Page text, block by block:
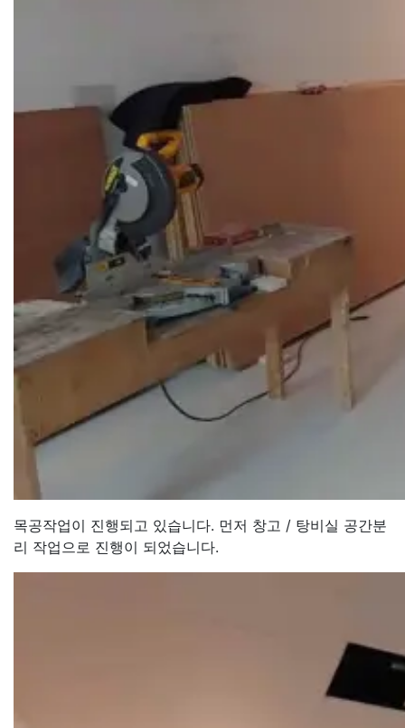
목공작업이 진행되고 있습니다. 먼저 창고 / 탕비실 공간분
리 작업으로 진행이 되었습니다.